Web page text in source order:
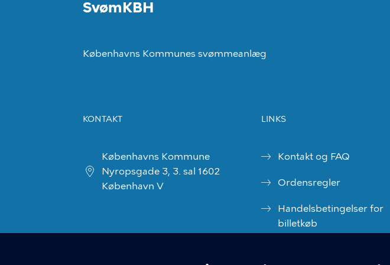
SvømKBH
Københavns Kommunes svømmeanlæg
KONTAKT
Københavns Kommune
Nyropsgade 3, 3. sal 1602
København V
LINKS
Kontakt og FAQ
Ordensregler
Handelsbetingelser for
billetkøb